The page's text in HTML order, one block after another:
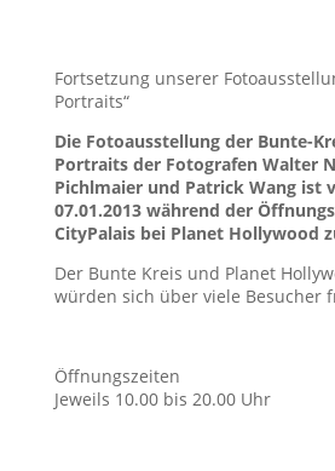
Fortsetzung unserer
Portraits“
Die Fotoausstellung der Bunte-
Portraits der Fotografen Walter
Pichlmaier und Patrick Wang ist
07.01.2013 während der
CityPalais bei Planet Hollywood
Der Bunte Kreis und Planet
würden sich über viele Besucher
Öffnungszeiten
Jeweils 10.00 bis 20.00 Uhr